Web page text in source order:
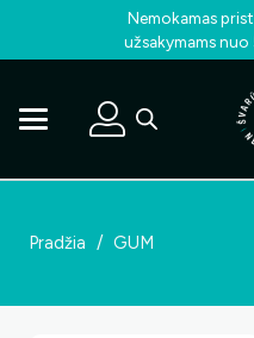
Nemokamas
užsakymams
Pradžia / GUM